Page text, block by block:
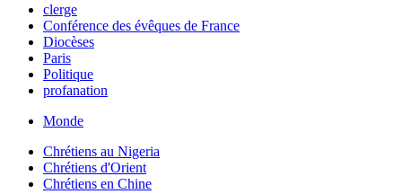
clerge
Conférence des évêques de France
Diocèses
Paris
Politique
profanation
Monde
Chrétiens au Nigeria
Chrétiens d'Orient
Chrétiens en Chine